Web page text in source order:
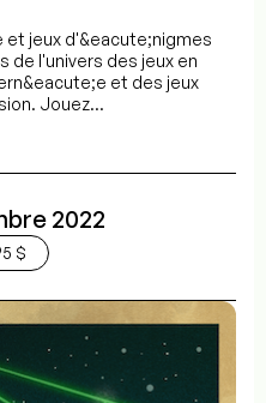
et jeux d'&eacute;nigmes
de l'univers des jeux en
et des jeux
Jouez...
2022
$